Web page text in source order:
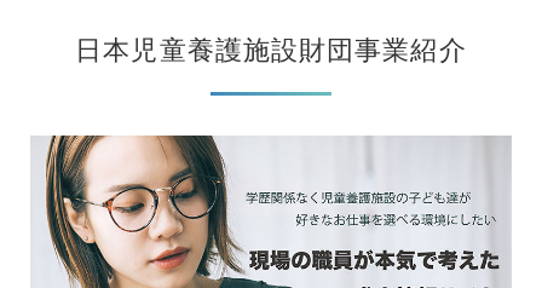
日本児童養護施設財団事業紹介